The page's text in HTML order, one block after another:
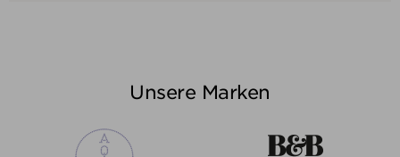
Unsere Marken